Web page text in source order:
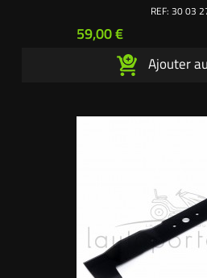
38 mm pas à gauche. - 1 Vis de
REF: 30 03
Prix
59,00 €
Ajouter